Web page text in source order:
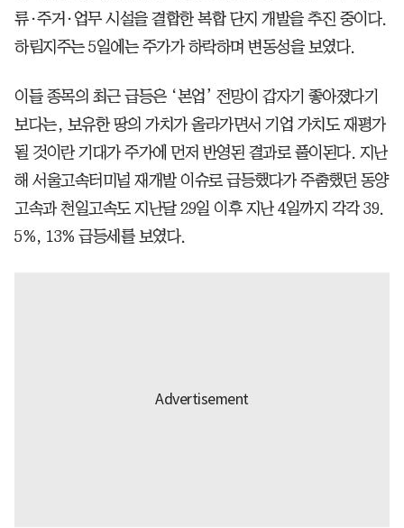
류·주거·업무 시설을 결합한 복합 단지 개발을 추진 중이다.
하림지주는 5일에는 주가가 하락하며 변동성을 보였다.
이들 종목의 최근 급등은 ‘본업’ 전망이 갑자기 좋아졌다기
보다는, 보유한 땅의 가치가 올라가면서 기업 가치도 재평가
될 것이란 기대가 주가에 먼저 반영된 결과로 풀이된다. 지난
해 서울고속터미널 재개발 이슈로 급등했다가 주춤했던 동양
고속과 천일고속도 지난달 29일 이후 지난 4일까지 각각 39.
5%, 13% 급등세를 보였다.